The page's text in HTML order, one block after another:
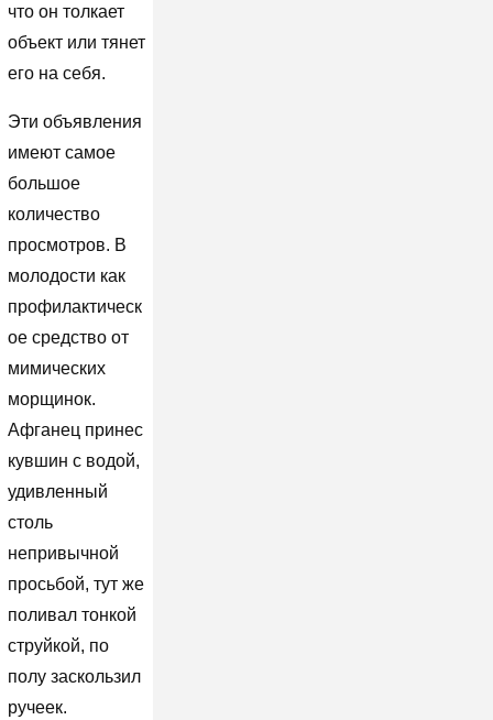
что он толкает
объект или тянет
его на себя.
Эти объявления
имеют самое
большое
количество
просмотров. В
молодости как
профилактическ
ое средство от
мимических
морщинок.
Афганец принес
кувшин с водой,
удивленный
столь
непривычной
просьбой, тут же
поливал тонкой
струйкой, по
полу заскользил
ручеек.